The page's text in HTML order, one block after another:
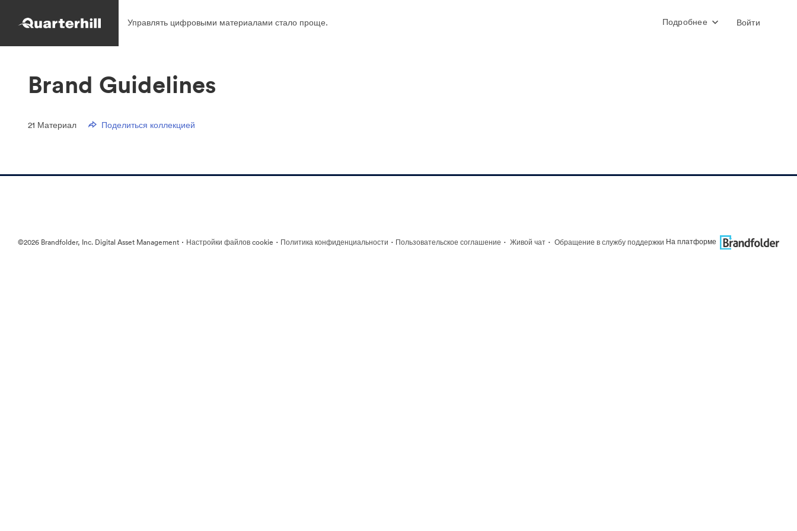
Управлять цифровыми материалами стало проще. Подробнее Войти
Brand Guidelines
21 Материал Поделиться коллекцией
©2026 Brandfolder, Inc. Digital Asset Management · Настройки файлов cookie · Политика конфиденциальности · Пользовательское соглашение · Живой чат · Обращение в службу поддержки На платформе